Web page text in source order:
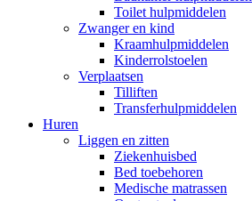
Toilet hulpmiddelen
Zwanger en kind
Kraamhulpmiddelen
Kinderrolstoelen
Verplaatsen
Tilliften
Transferhulpmiddelen
Huren
Liggen en zitten
Ziekenhuisbed
Bed toebehoren
Medische matrassen